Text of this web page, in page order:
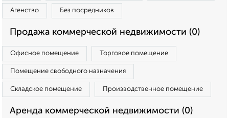
Агенство Без посредников
Продажа коммерческой недвижимости (0)
Офисное помещение Торговое помещение
Помещение свободного назначения
Складское помещение Производственное помещение
Аренда коммерческой недвижимости (0)